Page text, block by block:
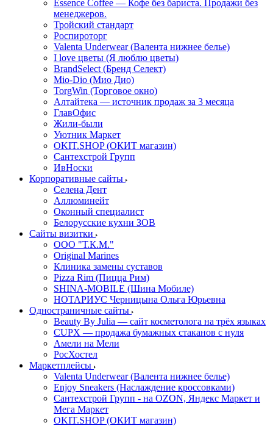
Essence Coffee — Кофе без бариста. Продажи без
менеджеров.
Тройский стандарт
Роспироторг
Valenta Underwear (Валента нижнее белье)
I love цветы (Я люблю цветы)
BrandSelect (Бренд Селект)
Mio-Dio (Мио Дио)
TorgWin (Торговое окно)
Алтайтека — источник продаж за 3 месяца
ГлавОфис
Жили-были
Уютник Маркет
OKIT.SHOP (ОКИТ магазин)
Сантехстрой Групп
ИвНоски
Корпоративные сайты
Селена Дент
Аллюминейт
Оконный специалист
Белорусские кухни ЗОВ
Сайты визитки
ООО "Т.К.М."
Original Marines
Клиника замены суставов
Pizza Rim (Пицца Рим)
SHINA-MOBILE (Шина Мобиле)
НОТАРИУС Черницына Ольга Юрьевна
Одностраничные сайты
Beauty By Julia — сайт косметолога на трёх языках
CUPX — продажа бумажных стаканов с нуля
Амели на Мели
РосХостел
Маркетплейсы
Valenta Underwear (Валента нижнее белье)
Enjoy Sneakers (Наслаждение кроссовками)
Сантехcтрой Групп - на OZON, Яндекс Маркет и
Мега Маркет
OKIT.SHOP (ОКИТ магазин)